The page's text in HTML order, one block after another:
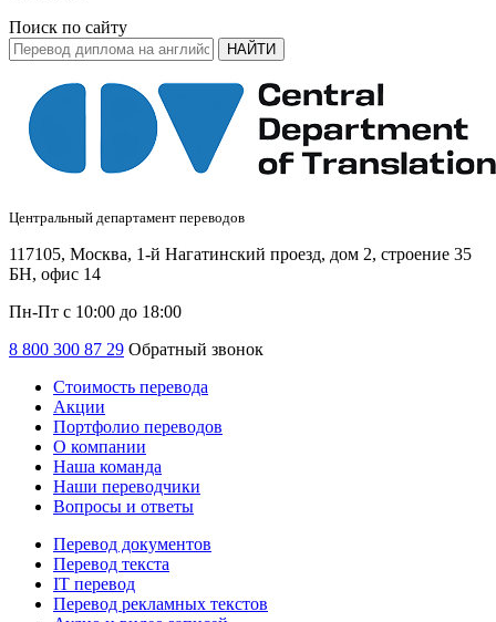
Поиск по сайту
НАЙТИ
Центральный департамент переводов
117105, Москва, 1-й Нагатинский проезд, дом 2, строение 35
БН, офис 14
Пн-Пт с 10:00 до 18:00
8 800 300 87 29 Обратный звонок
Стоимость перевода
Акции
Портфолио переводов
О компании
Наша команда
Наши переводчики
Вопросы и ответы
Перевод документов
Перевод текста
IT перевод
Перевод рекламных текстов